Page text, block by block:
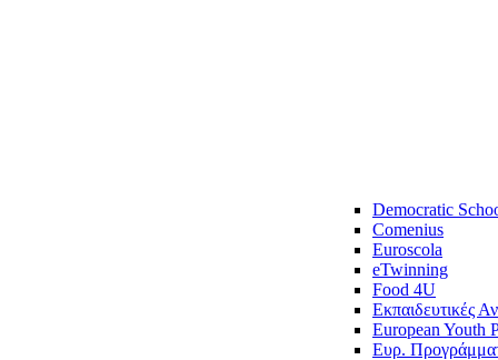
Democratic
Comenius
Euroscola
eTwinning
Food 4U
Εκπαιδευτικές
European Youth
Ευρ.